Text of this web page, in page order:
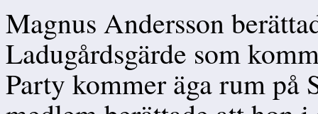
Magnus Andersson
Ladugårdsgärde som
Party kommer äga rum på